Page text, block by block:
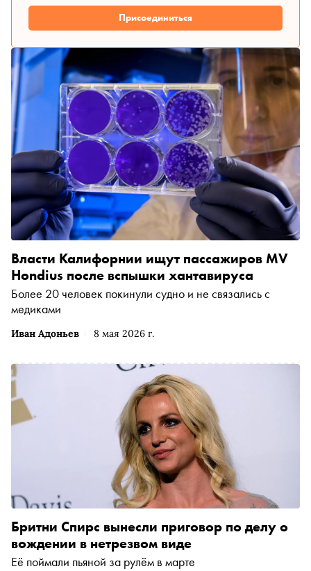
Присоединиться
Иван Адоньев 8 мая 2026 г.
Власти Калифорнии ищут пассажиров MV
Hondius после вспышки хантавируса
Более 20 человек покинули судно и не связались с
медиками
Бритни Спирс вынесли приговор по делу о
вождении в нетрезвом виде
Её поймали пьяной за рулём в марте